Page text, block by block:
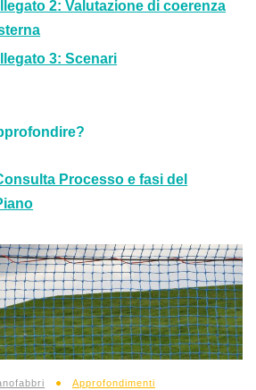
2: Valutazione di coerenza
3: Scenari
Processo e fasi del
Approfondimenti